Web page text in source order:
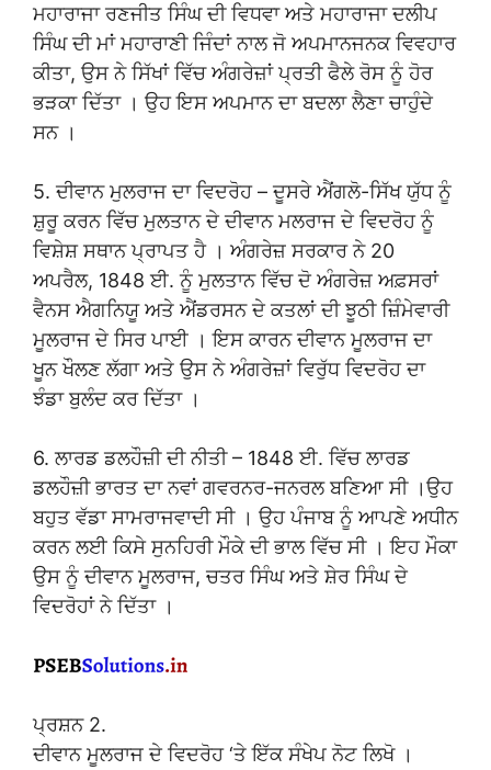
ਮਹਾਰਾਜਾ ਰਣਜੀਤ ਸਿੰਘ ਦੀ ਵਿਧਵਾ ਅਤੇ ਮਹਾਰਾਜਾ ਦਲੀਪ
ਸਿੰਘ ਦੀ ਮਾਂ ਮਹਾਰਾਣੀ ਜਿੰਦਾਂ ਨਾਲ ਜੋ ਅਪਮਾਨਜਨਕ ਵਿਵਹਾਰ
ਕੀਤਾ, ਉਸ ਨੇ ਸਿੱਖਾਂ ਵਿੱਚ ਅੰਗਰੇਜ਼ਾਂ ਪ੍ਰਤੀ ਫੈਲੇ ਰੋਸ ਨੂੰ ਹੋਰ
ਭੜਕਾ ਦਿੱਤਾ । ਉਹ ਇਸ ਅਪਮਾਨ ਦਾ ਬਦਲਾ ਲੈਣਾ ਚਾਹੁੰਦੇ
ਸਨ ।
5. ਦੀਵਾਨ ਮੁਲਰਾਜ ਦਾ ਵਿਦਰੋਹ – ਦੂਸਰੇ ਐਂਗਲੋ-ਸਿੱਖ ਯੁੱਧ ਨੂੰ
ਸ਼ੁਰੂ ਕਰਨ ਵਿੱਚ ਮੁਲਤਾਨ ਦੇ ਦੀਵਾਨ ਮਲਰਾਜ ਦੇ ਵਿਦਰੋਹ ਨੂੰ
ਵਿਸ਼ੇਸ਼ ਸਥਾਨ ਪ੍ਰਾਪਤ ਹੈ । ਅੰਗਰੇਜ਼ ਸਰਕਾਰ ਨੇ 20
ਅਪਰੈਲ, 1848 ਈ. ਨੂੰ ਮੁਲਤਾਨ ਵਿੱਚ ਦੋ ਅੰਗਰੇਜ਼ ਅਫ਼ਸਰਾਂ
ਵੈਨਸ ਐਗਨਿਯੂ ਅਤੇ ਐਂਡਰਸਨ ਦੇ ਕਤਲਾਂ ਦੀ ਝੂਠੀ ਜ਼ਿੰਮੇਵਾਰੀ
ਮੂਲਰਾਜ ਦੇ ਸਿਰ ਪਾਈ । ਇਸ ਕਾਰਨ ਦੀਵਾਨ ਮੂਲਰਾਜ ਦਾ
ਖੂਨ ਖੌਲਣ ਲੱਗਾ ਅਤੇ ਉਸ ਨੇ ਅੰਗਰੇਜ਼ਾਂ ਵਿਰੁੱਧ ਵਿਦਰੋਹ ਦਾ
ਝੰਡਾ ਬੁਲੰਦ ਕਰ ਦਿੱਤਾ ।
6. ਲਾਰਡ ਡਲਹੌਜ਼ੀ ਦੀ ਨੀਤੀ – 1848 ਈ. ਵਿੱਚ ਲਾਰਡ
ਡਲਹੌਜ਼ੀ ਭਾਰਤ ਦਾ ਨਵਾਂ ਗਵਰਨਰ-ਜਨਰਲ ਬਣਿਆ ਸੀ ।ਉਹ
ਬਹੁਤ ਵੱਡਾ ਸਾਮਰਾਜਵਾਦੀ ਸੀ । ਉਹ ਪੰਜਾਬ ਨੂੰ ਆਪਣੇ ਅਧੀਨ
ਕਰਨ ਲਈ ਕਿਸੇ ਸੁਨਹਿਰੀ ਮੌਕੇ ਦੀ ਭਾਲ ਵਿੱਚ ਸੀ । ਇਹ ਮੌਕਾ
ਉਸ ਨੂੰ ਦੀਵਾਨ ਮੂਲਰਾਜ, ਚਤਰ ਸਿੰਘ ਅਤੇ ਸ਼ੇਰ ਸਿੰਘ ਦੇ
ਵਿਦਰੋਹਾਂ ਨੇ ਦਿੱਤਾ ।
ਪ੍ਰਸ਼ਨ 2.
ਦੀਵਾਨ ਮੂਲਰਾਜ ਦੇ ਵਿਦਰੋਹ ‘ਤੇ ਇੱਕ ਸੰਖੇਪ ਨੋਟ ਲਿਖੋ ।